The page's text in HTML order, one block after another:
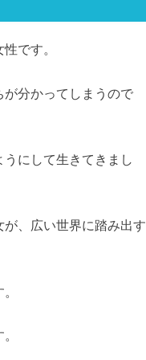
です。
分かってしまうので
にして生きてきまし
、広い世界に踏み出す